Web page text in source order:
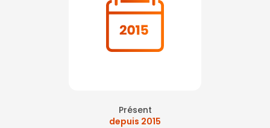
Présent
depuis 2015